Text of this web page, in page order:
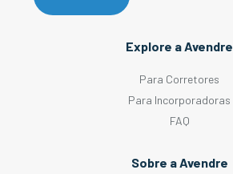
Explore a Avendre
Para Corretores
Para Incorporadoras
FAQ
Sobre a Avendre